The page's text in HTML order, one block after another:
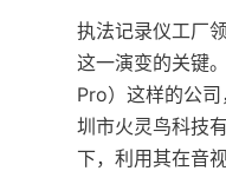
执法记录仪工厂
这一演变的关键
Pro）这样的公
圳市火灵鸟科技
下，利用其在音